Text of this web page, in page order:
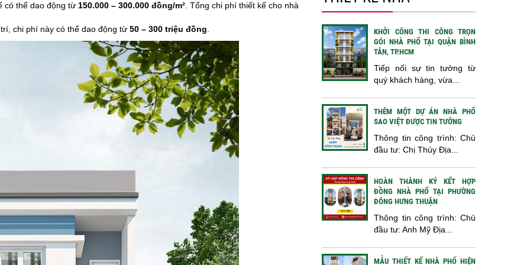
có thể dao động từ 150.000 – 300.000 đồng/m² . Tổng chi phí thiết kế cho nhà
chi phí này có thể dao động từ 50 – 300 triệu đồng
KHỞI CÔNG THI CÔNG TRỌN
GÓI NHÀ PHỐ TẠI QUẬN BÌNH
TÂN, TP.HCM
Tiếp nối sự tin tưởng từ
quý khách hàng, vừa...
THÊM MỘT DỰ ÁN NHÀ PHỐ
SAO VIỆT ĐƯỢC TIN TƯỞNG
Thông tin công trình: Chủ
đầu tư: Chị Thủy Địa...
HOÀN THÀNH KÝ KẾT HỢP
ĐỒNG NHÀ PHỐ TẠI PHƯỜNG
ĐÔNG HƯNG THUẬN
Thông tin công trình: Chủ
đầu tư: Anh Mỹ Địa...
MẪU THIẾT KẾ NHÀ PHỐ HIỆN